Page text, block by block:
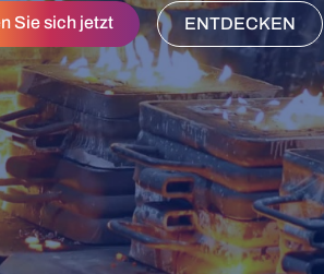
Sie sich jetzt ENTDECKEN